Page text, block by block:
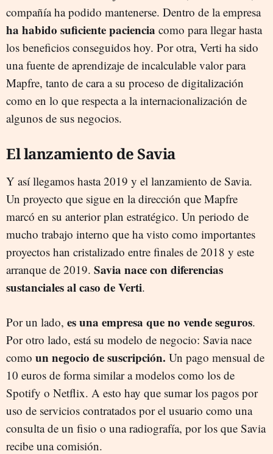
compañía ha podido mantenerse. Dentro de la empresa
ha habido suficiente paciencia como para llegar hasta
los beneficios conseguidos hoy. Por otra, Verti ha sido
una fuente de aprendizaje de incalculable valor para
Mapfre, tanto de cara a su proceso de digitalización
como en lo que respecta a la internacionalización de
algunos de sus negocios.
El lanzamiento de Savia
Y así llegamos hasta 2019 y el lanzamiento de Savia.
Un proyecto que sigue en la dirección que Mapfre
marcó en su anterior plan estratégico. Un periodo de
mucho trabajo interno que ha visto como importantes
proyectos han cristalizado entre finales de 2018 y este
arranque de 2019. Savia nace con diferencias
sustanciales al caso de Verti.
Por un lado, es una empresa que no vende seguros.
Por otro lado, está su modelo de negocio: Savia nace
como un negocio de suscripción. Un pago mensual de
10 euros de forma similar a modelos como los de
Spotify o Netflix. A esto hay que sumar los pagos por
uso de servicios contratados por el usuario como una
consulta de un fisio o una radiografía, por los que Savia
recibe una comisión.